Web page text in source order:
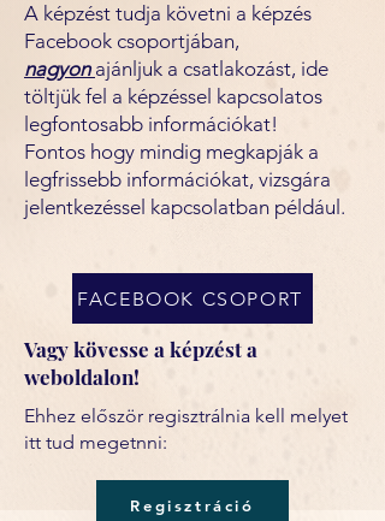
A képzést tudja követni a képzés
Facebook csoportjában,
nagyonajánljuk a csatlakozást, ide
töltjük fel a képzéssel kapcsolatos
legfontosabb információkat!
Fontos hogy mindig megkapják a
legfrissebb információkat, vizsgára
jelentkezéssel kapcsolatban például.
FACEBOOK CSOPORT
Vagy kövesse a képzést a
weboldalon!
Ehhez először regisztrálnia kell melyet
itt tud megetnni:
Regisztráció